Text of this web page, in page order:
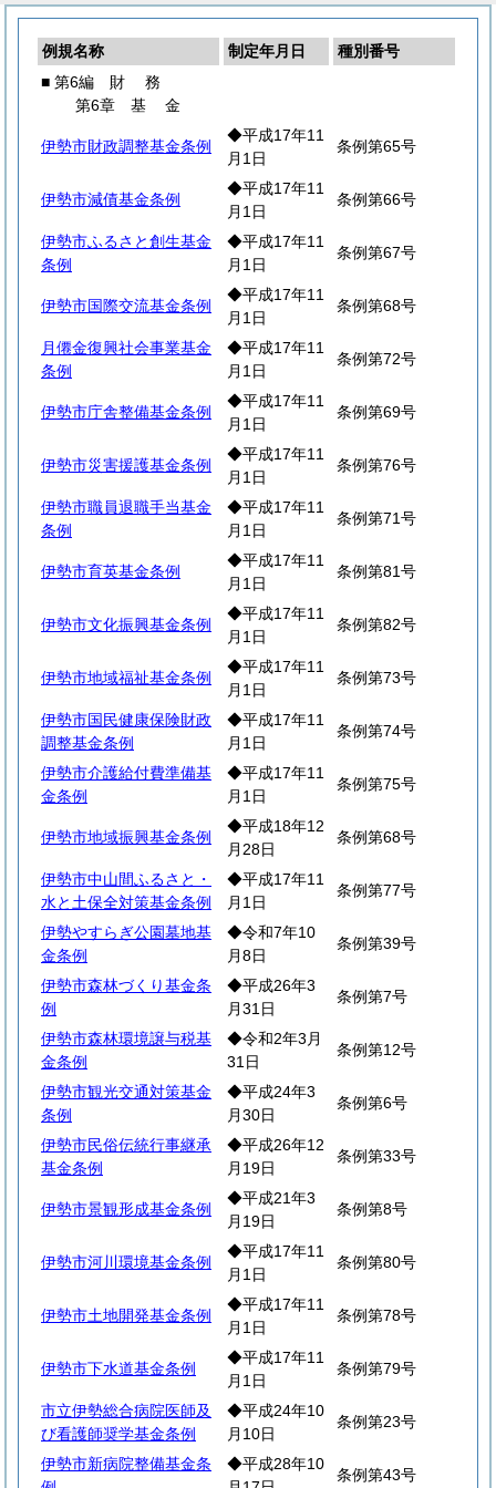
例規名称 制定年月日
種別番号
■ 第6編 財 務
第6章 基金
伊勢市財政調整基金条例
◆平成17年11
月1日
条例第65号
伊勢市減債基金条例
◆平成17年11
月1日
条例第66号
伊勢市ふるさと創生基金
条例
◆平成17年11
月1日
条例第67号
伊勢市国際交流基金条例
◆平成17年11
月1日
条例第68号
月僊金復興社会事業基金
条例
◆平成17年11
月1日
条例第72号
伊勢市庁舎整備基金条例
◆平成17年11
月1日
条例第69号
伊勢市災害援護基金条例
◆平成17年11
月1日
条例第76号
伊勢市職員退職手当基金
条例
◆平成17年11
月1日
条例第71号
伊勢市育英基金条例
◆平成17年11
月1日
条例第81号
伊勢市文化振興基金条例
◆平成17年11
月1日
条例第82号
伊勢市地域福祉基金条例
◆平成17年11
月1日
条例第73号
伊勢市国民健康保険財政
調整基金条例
◆平成17年11
月1日
条例第74号
伊勢市介護給付費準備基
金条例
◆平成17年11
月1日
条例第75号
伊勢市地域振興基金条例
◆平成18年12
月28日
条例第68号
伊勢市中山間ふるさと・
水と土保全対策基金条例
◆平成17年11
月1日
条例第77号
伊勢やすらぎ公園墓地基
金条例
◆令和7年10
月8日
条例第39号
伊勢市森林づくり基金条
例
◆平成26年3
月31日
条例第7号
伊勢市森林環境譲与税基
金条例
◆令和2年3月
31日
条例第12号
伊勢市観光交通対策基金
条例
◆平成24年3
月30日
条例第6号
伊勢市民俗伝統行事継承
基金条例
◆平成26年12
月19日
条例第33号
伊勢市景観形成基金条例
◆平成21年3
月19日
条例第8号
伊勢市河川環境基金条例
◆平成17年11
月1日
条例第80号
伊勢市土地開発基金条例
◆平成17年11
月1日
条例第78号
伊勢市下水道基金条例
◆平成17年11
月1日
条例第79号
市立伊勢総合病院医師及
び看護師奨学基金条例
◆平成24年10
月10日
条例第23号
伊勢市新病院整備基金条
◆平成28年10
条例第43号